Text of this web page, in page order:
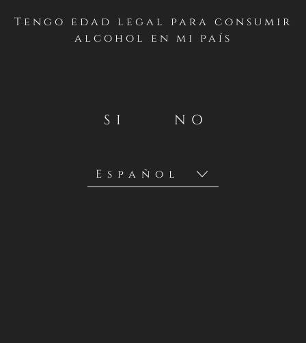
Tengo edad legal para consumir
alcohol en mi país
SI NO